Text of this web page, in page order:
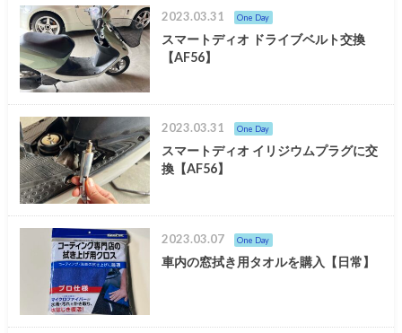
2023.03.31 One Day
スマートディオ ドライブベルト交換
【AF56】
2023.03.31 One Day
スマートディオ イリジウムプラグに交
換【AF56】
2023.03.07 One Day
車内の窓拭き用タオルを購入【日常】